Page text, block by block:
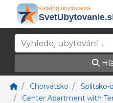
Chorvátsko Splitsko-
Center Apartment with